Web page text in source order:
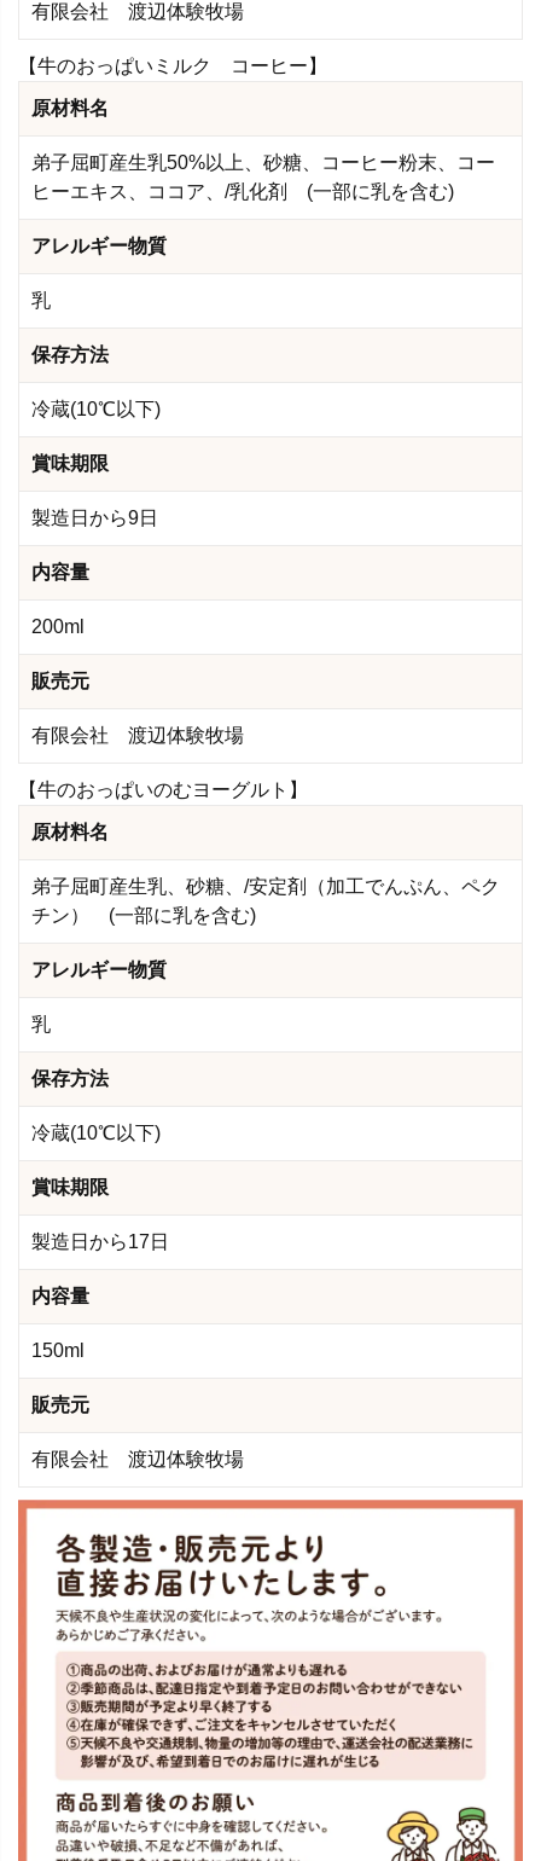
有限会社 渡辺体験牧場
【牛のおっぱいミルク コーヒー】
原材料名
弟子屈町産生乳50%以上、砂糖、コーヒー粉末、コー
ヒーエキス、ココア、/乳化剤 (一部に乳を含む)
アレルギー物質
乳
保存方法
冷蔵(10℃以下)
賞味期限
製造日から9日
内容量
200ml
販売元
有限会社 渡辺体験牧場
【牛のおっぱいのむヨーグルト】
原材料名
弟子屈町産生乳、砂糖、/安定剤（加工でんぷん、ペク
チン） (一部に乳を含む)
アレルギー物質
乳
保存方法
冷蔵(10℃以下)
賞味期限
製造日から17日
内容量
150ml
販売元
有限会社 渡辺体験牧場